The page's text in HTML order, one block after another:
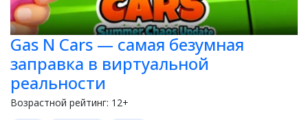
Gas N Cars — самая безумная
заправка в виртуальной
реальности
Возрастной рейтинг: 12+